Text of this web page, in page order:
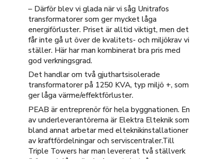
– Därför blev vi glada när vi såg Unitrafos
transformatorer som ger mycket låga
energiförluster. Priset är alltid viktigt, men det
får inte gå ut över de kvalitets- och miljökrav vi
ställer. Här har man kombinerat bra pris med
god verkningsgrad.
Det handlar om två gjuthartsisolerade
transformatorer på 1250 KVA, typ miljö +, som
ger låga värme/effektförluster.
PEAB är entreprenör för hela byggnationen. En
av underleverantörerna är Elektra Elteknik som
bland annat arbetar med elteknikinstallationer
av kraftfördelningar och serviscentraler.Till
Triple Towers har man levererat två ställverk